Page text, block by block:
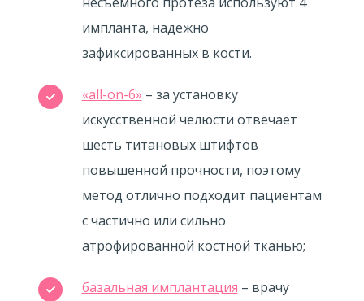
импланта, надежно
зафиксированных в кости.
«all-on-6» – за установку
искусственной челюсти отвечает
шесть титановых штифтов
повышенной прочности, поэтому
метод отлично подходит пациентам
с частично или сильно
атрофированной костной тканью;
базальная имплантация – врачу